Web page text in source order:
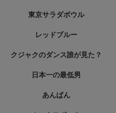
東京サラダボウル
レッドブルー
クジャクのダンス誰が見た？
日本一の最低男
あんぱん